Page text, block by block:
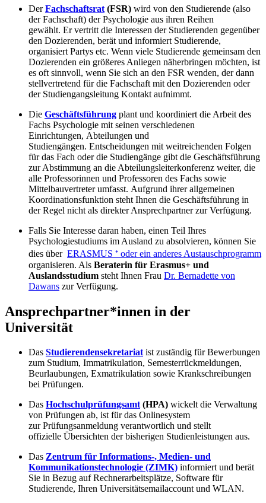
DerFachschaftsrat (FSR) wird von den Studierende (also
der Fachschaft) der Psychologie aus ihren Reihen
gewählt. Er vertritt die Interessen der Studierenden gegenüber
den Dozierenden, berät und informiert Studierende,
organisiert Partys etc. Wenn viele Studierende gemeinsam den
Dozierenden ein größeres Anliegen näherbringen möchten, ist
es oft sinnvoll, wenn Sie sich an den FSR wenden, der dann
stellvertretend für die Fachschaft mit den Dozierenden oder
der Studiengangsleitung Kontakt aufnimmt.
Die Geschäftsführung plant und koordiniert die Arbeit des
Fachs Psychologie mit seinen verschiedenen
Einrichtungen, Abteilungen und
Studiengängen. Entscheidungen mit weitreichenden Folgen
für das Fach oder die Studiengänge gibt die Geschäftsführung
zur Abstimmung an die Abteilungsleiterkonferenz weiter, die
alle Professorinnen und Professoren des Fachs sowie
Mittelbauvertreter umfasst. Aufgrund ihrer allgemeinen
Koordinationsfunktion steht Ihnen die Geschäftsführung in
der Regel nicht als direkter Ansprechpartner zur Verfügung.
Falls Sie Interesse daran haben, einen Teil Ihres
Psychologiestudiums im Ausland zu absolvieren, können Sie
dies über ERASMUS ⁺ oder ein anderes Austauschprogramm
organisieren. Als Beraterin für Erasmus+ und
Auslandsstudium steht Ihnen Frau Dr. Bernadette von
Dawans zur Verfügung.
Ansprechpartner*innen in der
Universität
Das Studierendensekretariat ist zuständig für Bewerbungen
zum Studium, Immatrikulation, Semesterrückmeldungen,
Beurlaubungen, Exmatrikulation sowie Krankschreibungen
bei Prüfungen.
Das Hochschulprüfungsamt (HPA) wickelt die Verwaltung
von Prüfungen ab, ist für das Onlinesystem
zur Prüfungsanmeldung verantwortlich und stellt
offizielle Übersichten der bisherigen Studienleistungen aus.
Das Zentrum für Informations-, Medien- und
Kommunikationstechnologie (ZIMK) informiert und berät
Sie in Bezug auf Rechnerarbeitsplätze, Software für
Studierende, Ihren Universitätsemailaccount und WLAN.